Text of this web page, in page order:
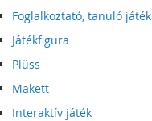
Foglalkoztató, tanuló játék
Játékfigura
Plüss
Makett
Interaktív játék